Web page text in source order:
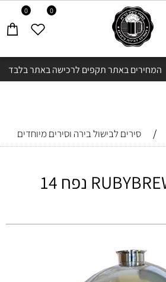
המחירים באתר תקפים לרכישה באתר בלבד
0 0
/ סירים לבישול בירה וסירים מיוחדים
סיר מסדרת RUBYBREW נפח 14